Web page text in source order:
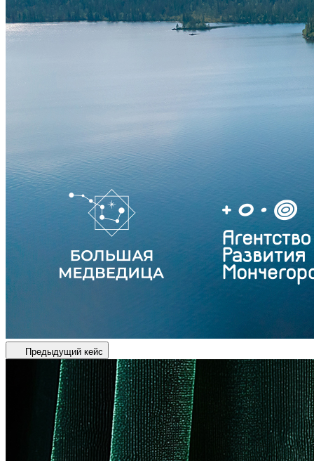
Предыдущий кейс